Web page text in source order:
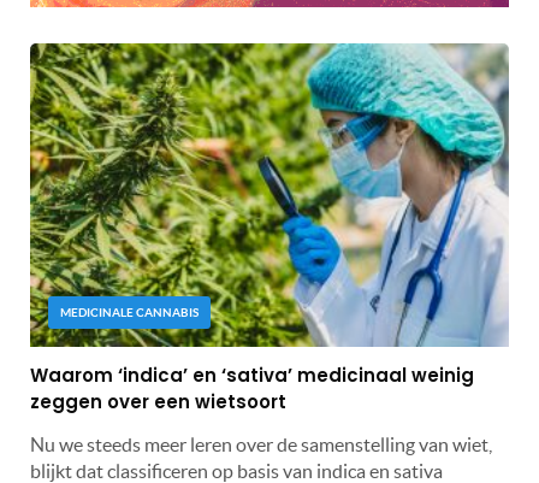
MEDICINALE CANNABIS
Waarom ‘indica’ en ‘sativa’ medicinaal weinig
zeggen over een wietsoort
Nu we steeds meer leren over de samenstelling van wiet,
blijkt dat classificeren op basis van indica en sativa